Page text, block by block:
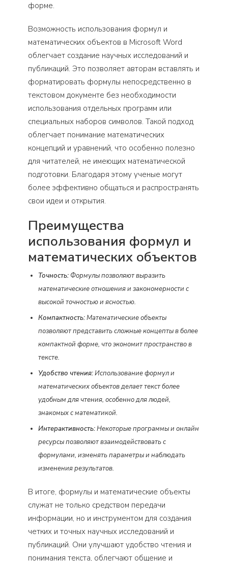
форме.
Возможность использования формул и
математических объектов в Microsoft Word
облегчает создание научных исследований и
публикаций. Это позволяет авторам вставлять и
форматировать формулы непосредственно в
текстовом документе без необходимости
использования отдельных программ или
специальных наборов символов. Такой подход
облегчает понимание математических
концепций и уравнений, что особенно полезно
для читателей, не имеющих математической
подготовки. Благодаря этому ученые могут
более эффективно общаться и распространять
свои идеи и открытия.
Преимущества
использования формул и
математических объектов
Точность: Формулы позволяют выразить
математические отношения и закономерности с
высокой точностью и ясностью.
Компактность:Математические объекты
позволяют представить сложные концепты в более
компактной форме, что экономит пространство в
тексте.
Удобство чтения:Использование формул и
математических объектов делает текст более
удобным для чтения, особенно для людей,
знакомых с математикой.
Интерактивность:Некоторые программы и онлайн
ресурсы позволяют взаимодействовать с
формулами, изменять параметры и наблюдать
изменения результатов.
В итоге, формулы и математические объекты
служат не только средством передачи
информации, но и инструментом для создания
четких и точных научных исследований и
публикаций. Они улучшают удобство чтения и
понимания текста, облегчают общение и